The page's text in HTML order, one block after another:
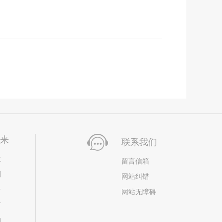
联系我们
留言信箱
网站纠错
网站无障碍